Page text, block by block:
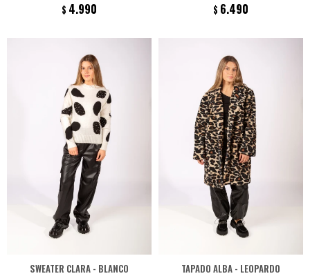
$ 4.990 $ 6.490
SWEATER CLARA - BLANCO TAPADO ALBA - LEOPARDO